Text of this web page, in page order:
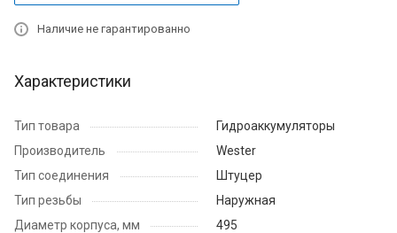
Наличие не гарантированно
Характеристики
Тип товара
Гидроаккумуляторы
Производитель
Wester
Тип соединения
Штуцер
Тип резьбы
Наружная
Диаметр корпуса, мм
495